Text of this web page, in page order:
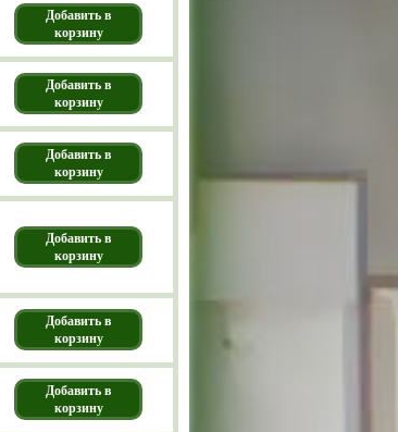
Добавить в
корзину
Добавить в
корзину
Добавить в
корзину
Добавить в
корзину
Добавить в
корзину
Добавить в
корзину